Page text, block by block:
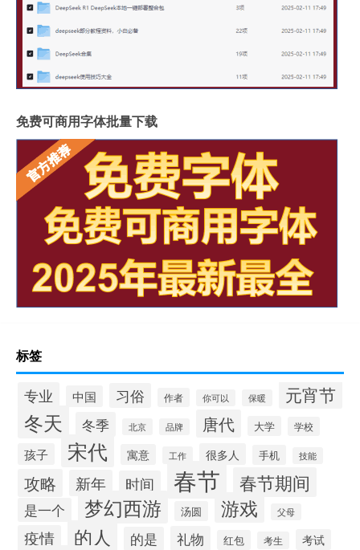
免费可商用字体批量下载
标签
专业 中国 习俗 作者 你可以 保暖 元宵节
冬天 冬季 北京 品牌 唐代 大学 学校
孩子 宋代 寓意 工作 很多人 手机 技能
攻略 新年 时间 春节 春节期间
是一个 梦幻西游 汤圆 游戏 父母
疫情 的人 的是 礼物 红包 考生 考试